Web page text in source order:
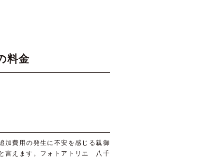
料金
加費用の発生に不安を感じる親御
言えます。フォトアトリエ 八千